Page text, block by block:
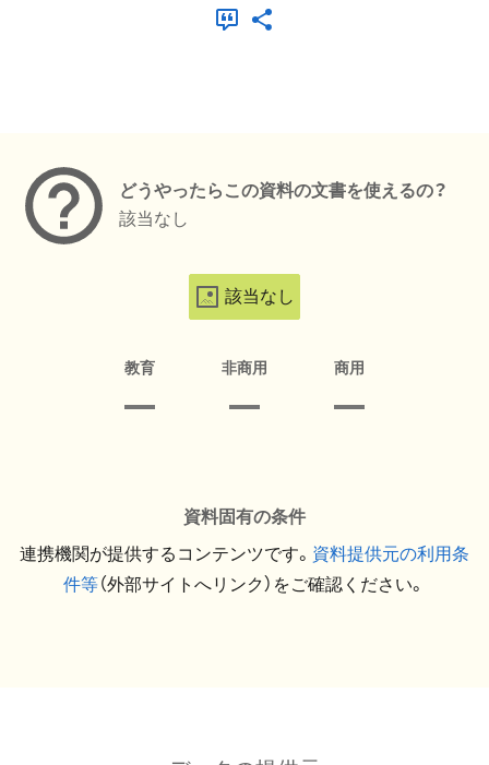
どうやったらこの資料の文書を使えるの？
該当なし
該当なし
教育 非商用 商用
資料固有の条件
連携機関が提供するコンテンツです。 資料提供元の利用条
件等（外部サイトへリンク）をご確認ください。